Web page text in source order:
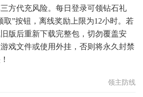
方代充风险。每日登录可领钻石礼
取”按钮，离线奖励上限为12小时。若
版后重新下载完整包，切勿覆盖安
戏文件或使用外挂，否则将永久封禁
领主防线